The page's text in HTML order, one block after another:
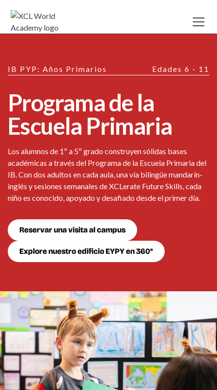
IB PYP: Años Primarios Edades 6 - 11
Programa de la
Escuela Primaria
Los alumnos de 1º a 5º grado construyen sólidas bases
académicas a través del Programa de la Escuela Primaria del
IB. Con dos adultos en cada aula, una vía bilingüe mandarín-
inglés y sesiones semanales de XCLerate Future Skills, cada
niño es conocido, apoyado y desafiado desde el primer día.
Reservar una visita al campus
Explore nuestro edificio EYPY en 360°